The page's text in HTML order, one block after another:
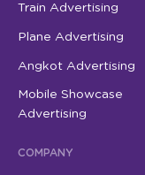
Train Advertising
Plane Advertising
Angkot Advertising
Mobile Showcase
Advertising
COMPANY